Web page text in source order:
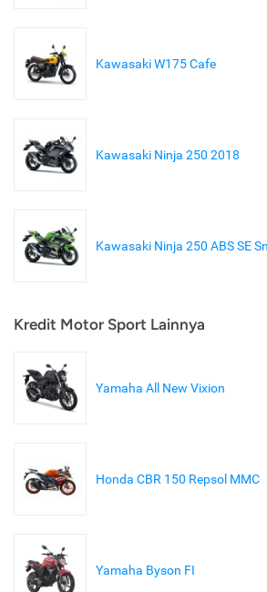
Kawasaki W175 Cafe
Kawasaki Ninja 250 2018
Kawasaki Ninja 250 ABS SE
Kredit Motor Sport Lainnya
Yamaha All New Vixion
Honda CBR 150 Repsol MMC
Yamaha Byson FI